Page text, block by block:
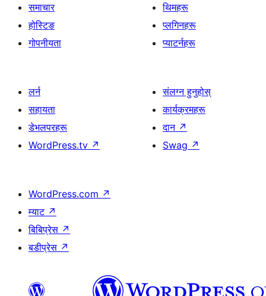
समाचार
होस्टिङ
गोपनीयता
थिमहरू
प्लगिनहरू
प्याटर्नहरू
लर्न
सहायता
डेभलपरहरू
WordPress.tv ↗
संलग्न हुनुहोस्
कार्यक्रमहरू
दान ↗
Swag ↗
WordPress.com ↗
म्याट ↗
बिबिप्रेस ↗
बडीप्रेस ↗